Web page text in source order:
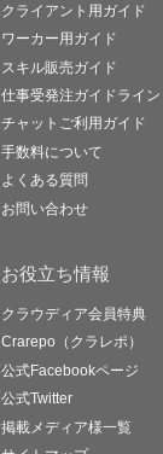
クライアント用ガイド
ワーカー用ガイド
スキル販売ガイド
仕事受発注ガイドライン
チャットご利用ガイド
手数料について
よくある質問
お問い合わせ
お役立ち情報
クラウディア会員特典
Crarepo（クラレポ）
公式Facebookページ
公式Twitter
掲載メディア様一覧